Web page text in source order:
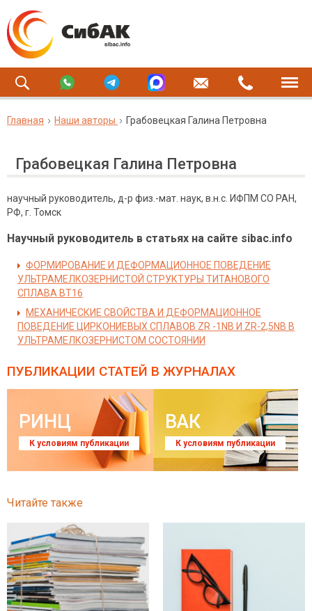
Главная Наши авторы Грабовецкая Галина Петровна
Грабовецкая Галина Петровна
научный руководитель, д-р физ.-мат. наук, в.н.с. ИФПМ СО РАН,
РФ, г. Томск
Научный руководитель в статьях на сайте sibac.info
ФОРМИРОВАНИЕ И ДЕФОРМАЦИОННОЕ ПОВЕДЕНИЕ
УЛЬТРАМЕЛКОЗЕРНИСТОЙ СТРУКТУРЫ ТИТАНОВОГО
СПЛАВА ВТ16
МЕХАНИЧЕСКИЕ СВОЙСТВА И ДЕФОРМАЦИОННОЕ
ПОВЕДЕНИЕ ЦИРКОНИЕВЫХ СПЛАВОВ ZR -1NB И ZR-2,5NB В
УЛЬТРАМЕЛКОЗЕРНИСТОМ СОСТОЯНИИ
ПУБЛИКАЦИИ СТАТЕЙ В ЖУРНАЛАХ
РИНЦ
К условиям публикации
ВАК
К условиям публикации
Читайте также